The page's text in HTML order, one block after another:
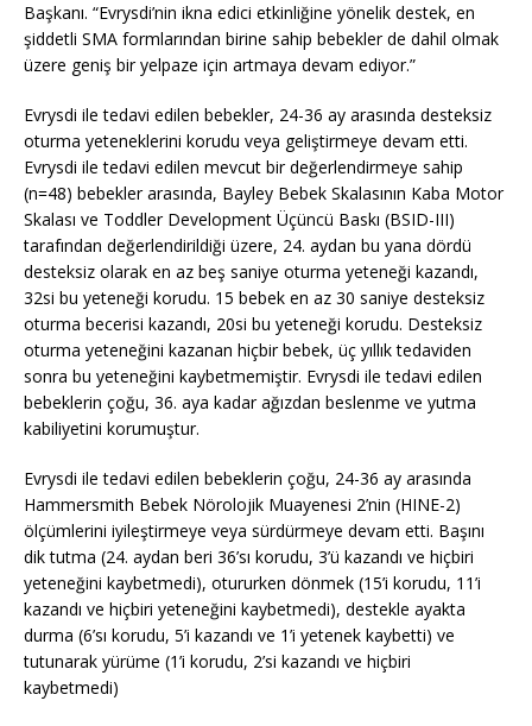
Başkanı. “Evrysdi’nin ikna edici etkinliğine yönelik destek, en
şiddetli SMA formlarından birine sahip bebekler de dahil olmak
üzere geniş bir yelpaze için artmaya devam ediyor.”
Evrysdi ile tedavi edilen bebekler, 24-36 ay arasında desteksiz
oturma yeteneklerini korudu veya geliştirmeye devam etti.
Evrysdi ile tedavi edilen mevcut bir değerlendirmeye sahip
(n=48) bebekler arasında, Bayley Bebek Skalasının Kaba Motor
Skalası ve Toddler Development Üçüncü Baskı (BSID-III)
tarafından değerlendirildiği üzere, 24. aydan bu yana dördü
desteksiz olarak en az beş saniye oturma yeteneği kazandı,
32si bu yeteneği korudu. 15 bebek en az 30 saniye desteksiz
oturma becerisi kazandı, 20si bu yeteneği korudu. Desteksiz
oturma yeteneğini kazanan hiçbir bebek, üç yıllık tedaviden
sonra bu yeteneğini kaybetmemiştir. Evrysdi ile tedavi edilen
bebeklerin çoğu, 36. aya kadar ağızdan beslenme ve yutma
kabiliyetini korumuştur.
Evrysdi ile tedavi edilen bebeklerin çoğu, 24-36 ay arasında
Hammersmith Bebek Nörolojik Muayenesi 2’nin (HINE-2)
ölçümlerini iyileştirmeye veya sürdürmeye devam etti. Başını
dik tutma (24. aydan beri 36’sı korudu, 3’ü kazandı ve hiçbiri
yeteneğini kaybetmedi), otururken dönmek (15’i korudu, 11’i
kazandı ve hiçbiri yeteneğini kaybetmedi), destekle ayakta
durma (6’sı korudu, 5’i kazandı ve 1’i yetenek kaybetti) ve
tutunarak yürüme (1’i korudu, 2’si kazandı ve hiçbiri
kaybetmedi)